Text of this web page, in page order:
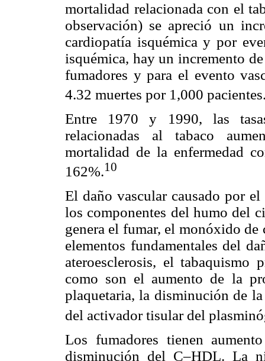
mortalidad relacionada con el
observación) se apreció un
cardiopatía isquémica y por
isquémica, hay un incremento
fumadores y para el evento
4.32 muertes por 1,000
Entre 1970 y 1990, las
relacionadas al tabaco
mortalidad de la enfermedad
162%.10
El daño vascular causado por
los componentes del humo del
genera el fumar, el monóxido
elementos fundamentales del
ateroesclerosis, el tabaquismo
como son el aumento de la
plaquetaria, la disminución de
del activador tisular del
Los fumadores tienen
disminución del C–HDL. La